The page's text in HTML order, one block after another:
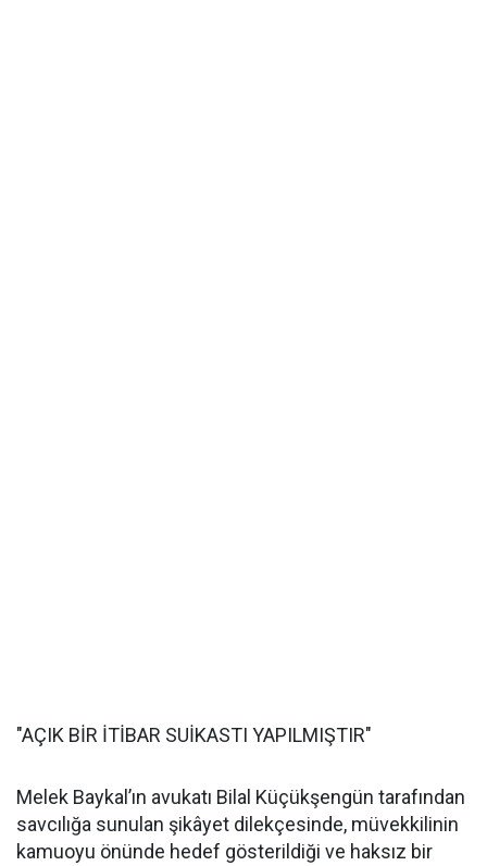
"AÇIK BİR İTİBAR SUİKASTI YAPILMIŞTIR"
Melek Baykal’ın avukatı Bilal Küçükşengün tarafından
savcılığa sunulan şikâyet dilekçesinde, müvekkilinin
kamuoyu önünde hedef gösterildiği ve haksız bir